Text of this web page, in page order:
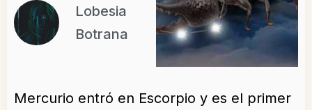
Lobesia
Botrana
Mercurio entró en Escorpio y es el primer